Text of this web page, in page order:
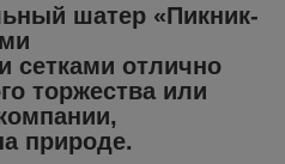
шатер «Пикник-
сетками отлично
торжества или
природе.